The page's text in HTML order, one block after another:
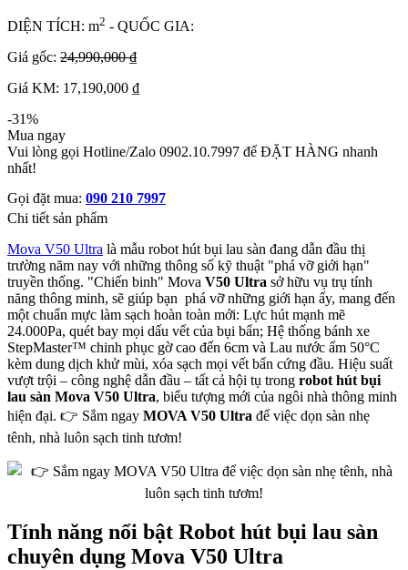
DIỆN TÍCH: m2 - QUỐC GIA:
Giá gốc: 24,990,000 ₫
Giá KM: 17,190,000 ₫
-31%
Mua ngay
Vui lòng gọi Hotline/Zalo 0902.10.7997 để ĐẶT HÀNG nhanh
nhất!
Gọi đặt mua: 090 210 7997
Chi tiết sản phẩm
Mova V50 Ultra là mẫu robot hút bụi lau sàn đang dẫn đầu thị
trường năm nay với những thông số kỹ thuật "phá vỡ giới hạn"
truyền thống. "Chiến binh" Mova V50 Ultra sở hữu vụ trụ tính
năng thông minh, sẽ giúp bạn phá vỡ những giới hạn ấy, mang đến
một chuẩn mực làm sạch hoàn toàn mới: Lực hút mạnh mẽ
24.000Pa, quét bay mọi dấu vết của bụi bẩn; Hệ thống bánh xe
StepMaster™ chinh phục gờ cao đến 6cm và Lau nước ấm 50°C
kèm dung dịch khử mùi, xóa sạch mọi vết bẩn cứng đầu. Hiệu suất
vượt trội – công nghệ dẫn đầu – tất cả hội tụ trong robot hút bụi
lau sàn Mova V50 Ultra, biểu tượng mới của ngôi nhà thông minh
hiện đại. 👉 Sắm ngay MOVA V50 Ultra để việc dọn sàn nhẹ
tênh, nhà luôn sạch tinh tươm!
Tính năng nổi bật Robot hút bụi lau sàn
chuyên dụng Mova V50 Ultra